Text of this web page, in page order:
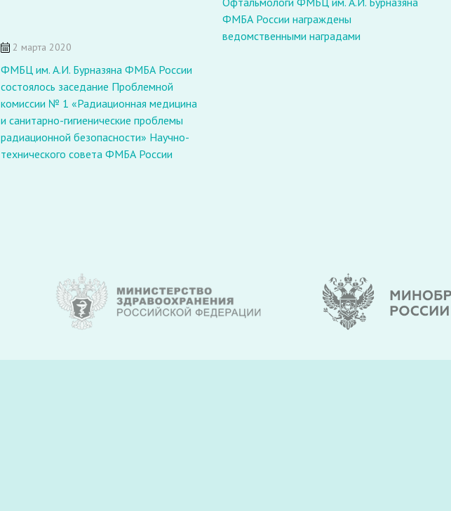
2 марта 2020
ФМБЦ им. А.И. Бурназяна ФМБА России
состоялось заседание Проблемной
комиссии № 1 «Радиационная медицина
и санитарно-гигиенические проблемы
радиационной безопасности» Научно-
технического совета ФМБА России
ФМБА России награждены
ведомственными наградами